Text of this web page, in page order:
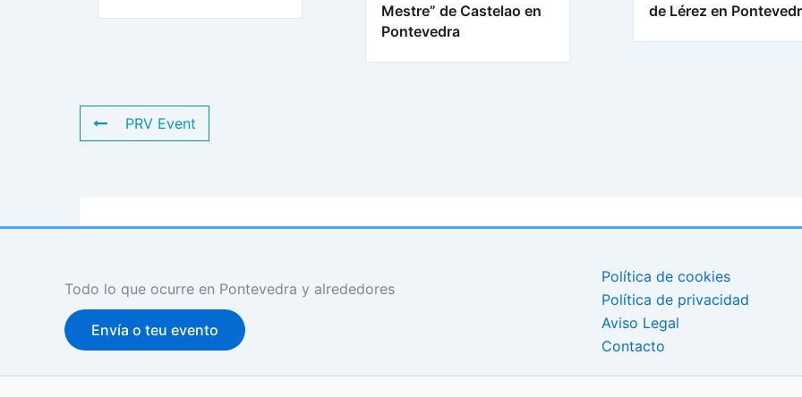
Mestre” de Castelao en
Pontevedra
de Lérez en
PRV Event
Todo lo que ocurre en Pontevedra y alrededores
Envía o teu evento
Política de cookies
Política de privacidad
Aviso Legal
Contacto